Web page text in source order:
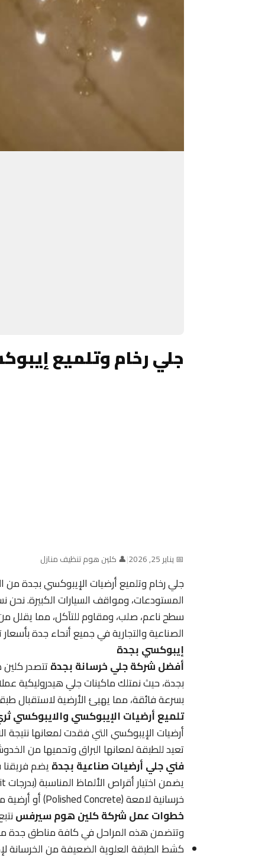
جلي رخام وتلميع
📅 يناير 25, 2026 |👤 كلين هوم تنظيف منازل
جلي رخام وتلميع أرضيات الإيبوكسي بجدة
المستودعات، ومواقف السيارات الكبيرة. نحن
سطح ناعم، صلب، ومقاوم للتآكل، مما يقلل
الصناعية والتجارية في جميع أنحاء جدة
إيبوكسي بجدة
أفضل شركة جلي خرسانة بجدةتتصدر
بجدة، حيث نمتلك ماكينات جلي هيدروليكية
بسرعة فائقة، مما يهيئ الأرضية لاستقبال
تلميع أرضيات الإيبوكسي والايبوكسي
أرضيات الإيبوكسي التي فقدت لمعانها
تعيد للطبقة لمعانها البراق وتحميها من
فني جلي أرضيات صناعية بجدةيضم
خرسانية لامعة (Polished Concrete) أو أرضية مهيأة لعزل الإيبوكسي.
خطوات عمل شركة كلين هوم سيرفس
وتتضمن هذه المراحل في كافة مناطق جدة
كشط الطبقة العلوية الضعيفة من الخرسانة